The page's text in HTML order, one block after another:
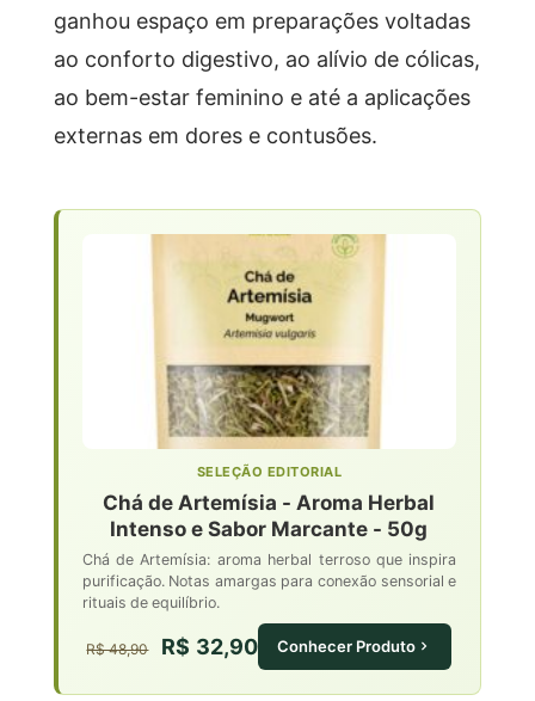
ganhou espaço em preparações voltadas
ao conforto digestivo, ao alívio de cólicas,
ao bem-estar feminino e até a aplicações
externas em dores e contusões.
SELEÇÃO EDITORIAL
Chá de Artemísia - Aroma Herbal
Intenso e Sabor Marcante - 50g
Chá de Artemísia: aroma herbal terroso que inspira
purificação. Notas amargas para conexão sensorial e
rituais de equilíbrio.
R$ 48,90 R$ 32,90 Conhecer Produto